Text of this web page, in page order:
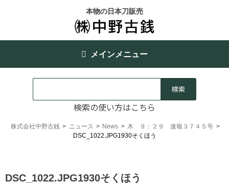
本物の日本刀販売
メインメニュー
検索の使い方はこちら
株式会社中野古銭 > ニュース > News > 木 ９：２９ 速報３７４５号 >
DSC_1022.JPG1930そくほう
DSC_1022.JPG1930そくほう